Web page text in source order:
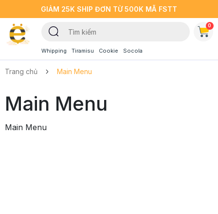
GIẢM 25K SHIP ĐƠN TỪ 500K MÃ FSTT
Whipping Tiramisu Cookie Socola
0
Trang chủ Main Menu
Main Menu
Main Menu